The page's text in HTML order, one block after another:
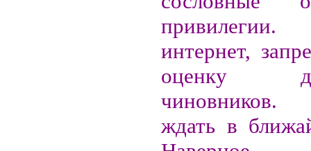
интернет,
оценку
ждать в